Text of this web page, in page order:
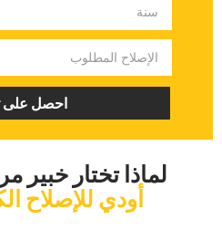
‏لماذا تختار خبير
‏أودي للإصلاح
‏احصل على